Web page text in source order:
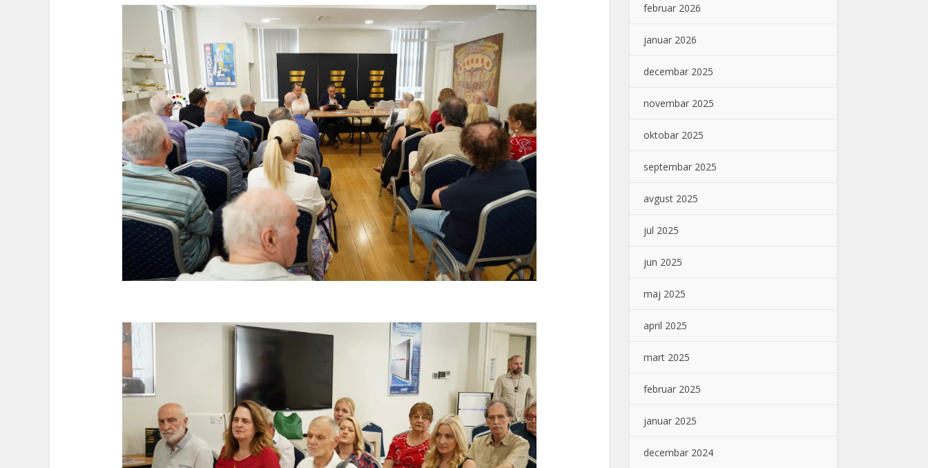
februar 2026
januar 2026
decembar 2025
novembar 2025
oktobar 2025
septembar 2025
avgust 2025
jul 2025
jun 2025
maj 2025
april 2025
mart 2025
februar 2025
januar 2025
decembar 2024